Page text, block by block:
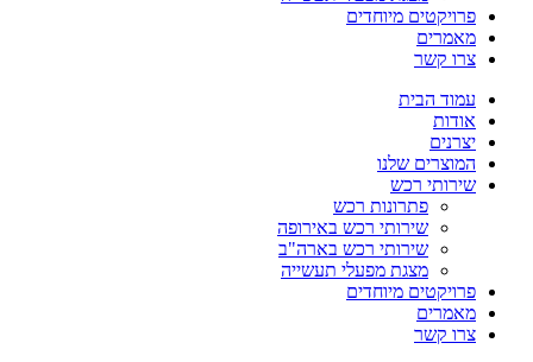
פרויקטים מיוחדים
מאמרים
צרו קשר
עמוד הבית
אודות
יצרנים
המוצרים שלנו
שירותי רכש
פתרונות רכש
שירותי רכש באירופה
שירותי רכש בארה"ב
מצגת מפעלי תעשייה
פרויקטים מיוחדים
מאמרים
צרו קשר